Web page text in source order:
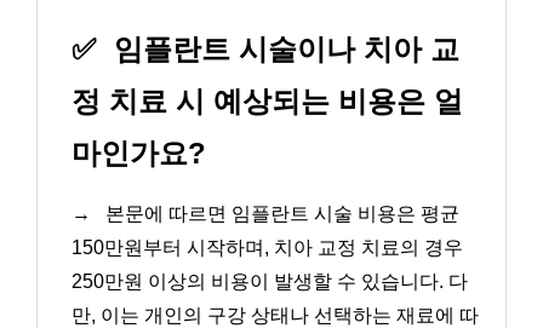
✅
임플란트 시술이나 치아 교
정 치료 시 예상되는 비용은 얼
마인가요?
→
본문에 따르면 임플란트 시술 비용은 평균
150만원부터 시작하며, 치아 교정 치료의 경우
250만원 이상의 비용이 발생할 수 있습니다. 다
만, 이는 개인의 구강 상태나 선택하는 재료에 따